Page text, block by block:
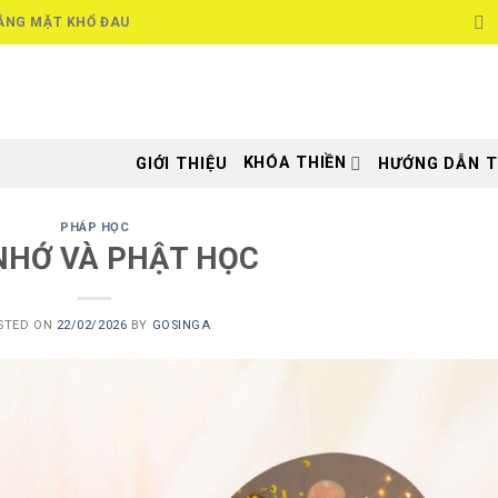
MẶT KHỔ ĐAU
GIỚI THIỆU KHÓA THIỀN HƯỚNG DẪN
PHÁP HỌC
VÀ PHẬT HỌC
ON 22/02/2026 BY GOSINGA